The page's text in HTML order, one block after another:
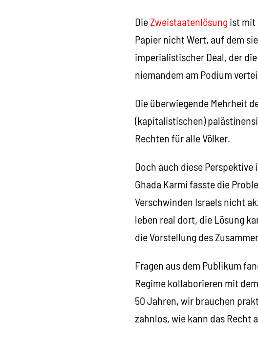
DieZweistaatenlösungist mit
Papier nicht Wert, auf dem
imperialistischer Deal, der
niemandem am Podium
Die überwiegende Mehrheit
(kapitalistischen)
Rechten für alle Völker.
Doch auch diese
Ghada Karmi fasste die
Verschwinden Israels nicht
leben real dort, die Lösung
die Vorstellung des
Fragen aus dem Publikum
Regime kollaborieren mit
50 Jahren, wir brauchen
zahnlos, wie kann das Recht